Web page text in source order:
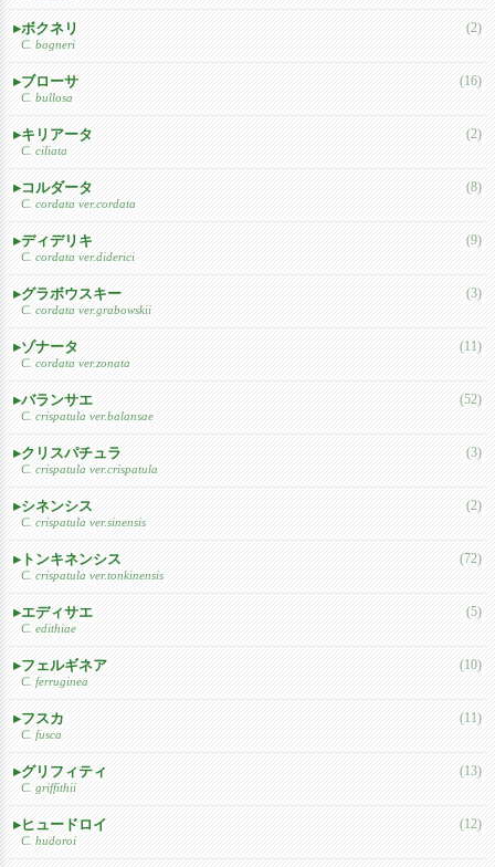
ボクネリ
C. bogneri
(2)
ブローサ
C. bullosa
(16)
キリアータ
C. ciliata
(2)
コルダータ
C. cordata ver.cordata
(8)
ディデリキ
C. cordata ver.diderici
(9)
グラボウスキー
C. cordata ver.grabowskii
(3)
ゾナータ
C. cordata ver.zonata
(11)
バランサエ
C. crispatula ver.balansae
(52)
クリスパチュラ
C. crispatula ver.crispatula
(3)
シネンシス
C. crispatula ver.sinensis
(2)
トンキネンシス
C. crispatula ver.tonkinensis
(72)
エディサエ
C. edithiae
(5)
フェルギネア
C. ferruginea
(10)
フスカ
C. fusca
(11)
グリフィティ
C. griffithii
(13)
ヒュードロイ
C. hudoroi
(12)